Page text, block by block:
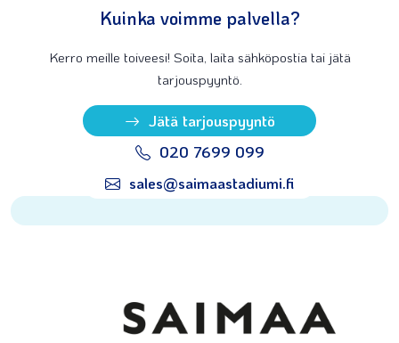
Kuinka voimme palvella?
Kerro meille toiveesi! Soita, laita sähköpostia tai jätä
tarjouspyyntö.
Jätä tarjouspyyntö
020 7699 099
sales@saimaastadiumi.fi